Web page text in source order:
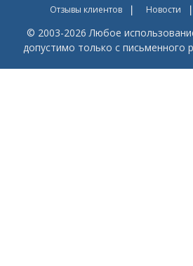
Отзывы клиентов
Новости
© 2003-2026 Любое
допустимо только с письменного